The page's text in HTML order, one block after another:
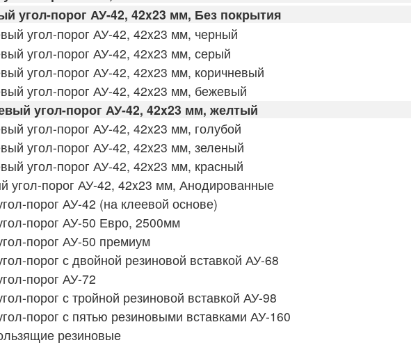
угол-порог АУ-42, 42x23 мм, Без покрытия
угол-порог АУ-42, 42x23 мм, черный
угол-порог АУ-42, 42x23 мм, серый
угол-порог АУ-42, 42x23 мм, коричневый
угол-порог АУ-42, 42x23 мм, бежевый
угол-порог АУ-42, 42x23 мм, желтый
угол-порог АУ-42, 42x23 мм, голубой
угол-порог АУ-42, 42x23 мм, зеленый
угол-порог АУ-42, 42x23 мм, красный
угол-порог АУ-42, 42x23 мм, Анодированные
порог АУ-42 (на клеевой основе)
порог АУ-50 Евро, 2500мм
порог АУ-50 премиум
порог с двойной резиновой вставкой АУ-68
порог АУ-72
порог с тройной резиновой вставкой АУ-98
порог с пятью резиновыми вставками АУ-160
резиновые